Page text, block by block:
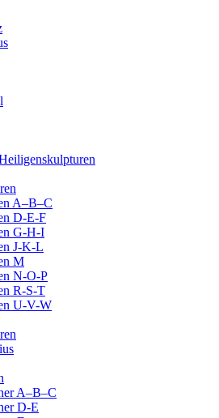
A–B–C
D-E-F
G-H-I
J-K-L
M
N-O-P
R-S-T
U-V-W
A–B–C
D-E